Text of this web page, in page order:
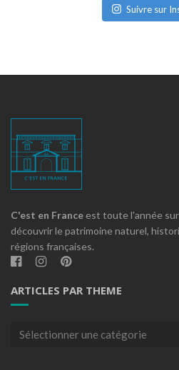
Suivre sur
C'est en France est toute l'année
découvrir le patrimoine naturel,
régions françaises.
ARTICLES PAR THEME
Articles